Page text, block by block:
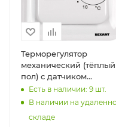
Терморегулятор
механический (тёплый
пол) с датчиком
температуры (3600Вт)
REXANT
Есть в наличии: 9 шт.
В наличии на
складе